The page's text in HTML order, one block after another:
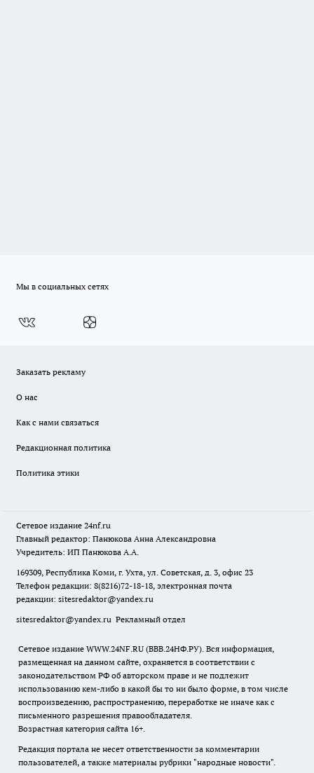
Мы в социальных сетях
Заказать рекламу
О нас
Как с нами связаться
Редакционная политика
Политика этики
Сетевое издание 24nf.ru
Главный редактор: Панюкова Анна Александровна
Учредитель: ИП Панюкова А.А.
169309, Республика Коми, г. Ухта, ул. Советская, д. 3, офис 23
Телефон редакции: 8(8216)72-18-18, электронная почта
редакции: sitesredaktor@yandex.ru
sitesredaktor@yandex.ru Рекламный отдел
Сетевое издание WWW.24NF.RU (ВВВ.24НФ.РУ). Вся информация,
размещенная на данном сайте, охраняется в соответствии с
законодательством РФ об авторском праве и не подлежит
использованию кем-либо в какой бы то ни было форме, в том числе
воспроизведению, распространению, переработке не иначе как с
письменного разрешения правообладателя.
Возрастная категория сайта 16+.
Редакция портала не несет ответственности за комментарии
пользователей, а также материалы рубрики "народные новости".